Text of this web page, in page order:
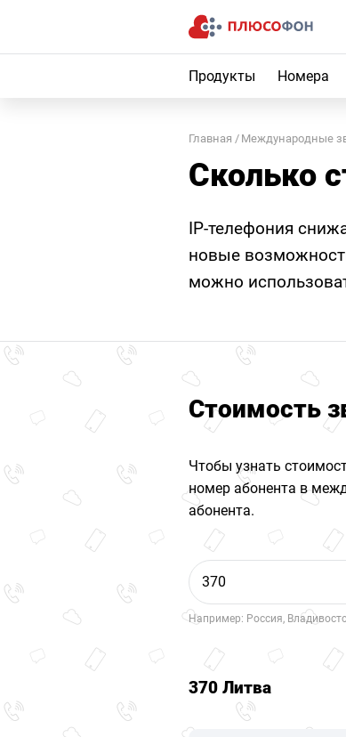
Продукты Номера
Главная Международные
Сколько
IP-телефония
новые
можно
Стоимость
Чтобы узнать
номер абонента в
абонента.
Например: Россия,
370 Литва